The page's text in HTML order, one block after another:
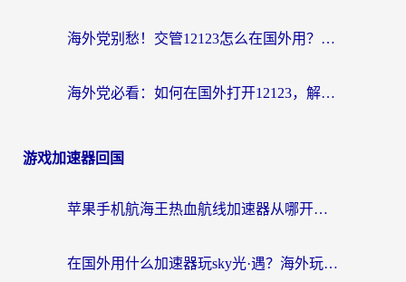
海外党别愁！交管12123怎么在国外用？一篇搞定回国资源访问难题
海外党必看：如何在国外打开12123，解决小程序登录难题
游戏加速器回国
苹果手机航海王热血航线加速器从哪开启？海外玩家国服畅玩全攻略
在国外用什么加速器玩sky光·遇？海外玩家国服畅玩终极指南（附魔兽世界狂暴传奇解决方案）